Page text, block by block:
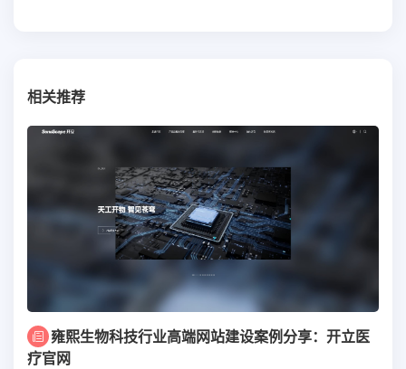
相关推荐
雍熙生物科技行业高端网站建设案例分享：开立医
疗官网